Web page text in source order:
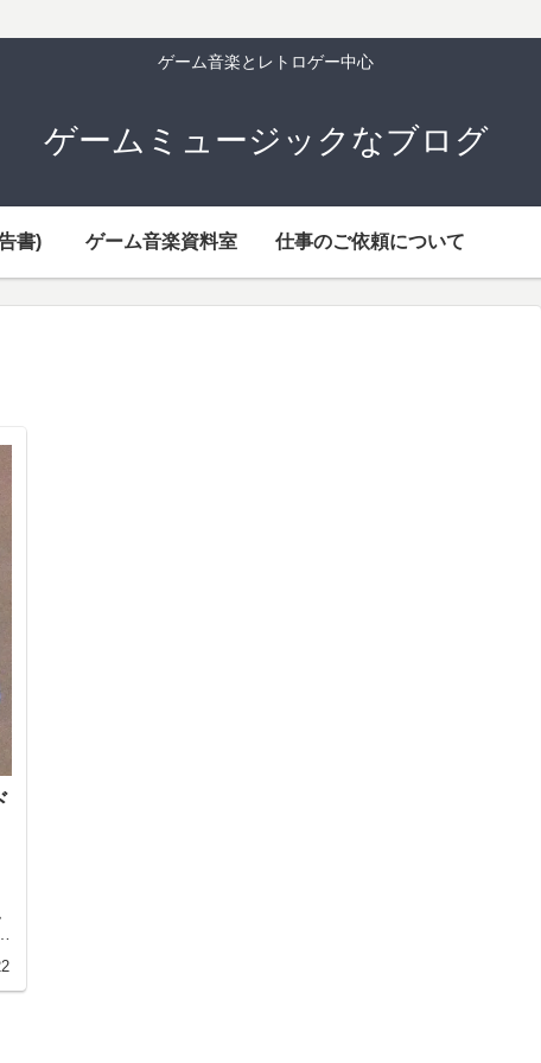
ゲーム音楽とレトロゲー中心
ゲームミュージックなブログ
書) ゲーム音楽資料室 仕事のご依頼について